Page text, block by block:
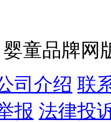
童品牌网
司介绍 联
报 法律投